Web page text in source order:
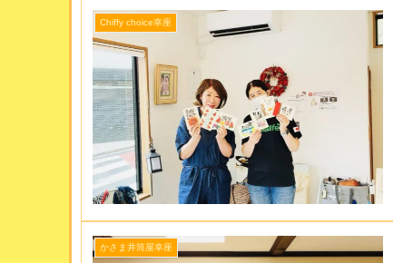
Chiffy choice幸座
かさま井筒屋幸座